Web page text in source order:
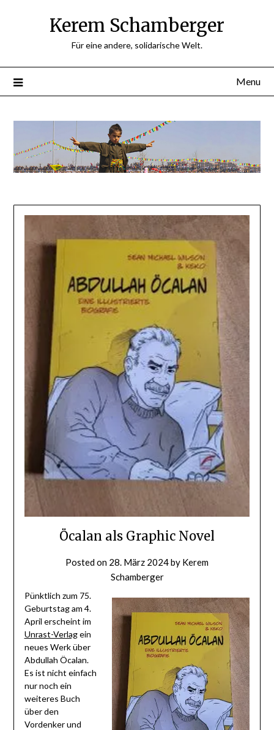
Kerem Schamberger
Für eine andere, solidarische Welt.
Menu
Öcalan als Graphic Novel
Posted on 28. März 2024by Kerem
Schamberger
Pünktlich zum 75.
Geburtstag am 4.
April erscheint im
Unrast-Verlagein
neues Werk über
Abdullah Öcalan.
Es ist nicht einfach
nur noch ein
weiteres Buch
über den
Vordenker und